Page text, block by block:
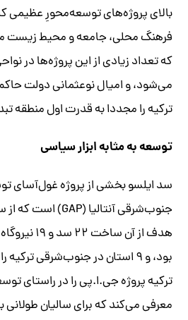
بالای پروژه‌های توسعه‌محورِ عظیمی
فرهنگ محلی، جامعه و محیط زیست
که تعداد زیادی از این پروژه‌ها در
می‌شود، و امیال نوعثمانی دولت حاکم
ترکیه را مجددا به قدرت اول منطقه
توسعه به مثابه ابزار سیاسی
سد ایلسو بخشی از پروژه غول‌آسای
بود، و ۹ استان در جنوب‌شرقی
ترکیه پروژه جی.ا.پی را در راستای
معرفی می‌کند که برای سالیان طولانی